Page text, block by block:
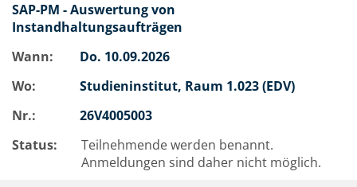
SAP-PM - Auswertung von
Instandhaltungsaufträgen
Wann:
Do. 10.09.2026
Wo:
Studieninstitut, Raum 1.023 (EDV)
Nr.:
26V4005003
Status:
Teilnehmende werden benannt.
Anmeldungen sind daher nicht möglich.